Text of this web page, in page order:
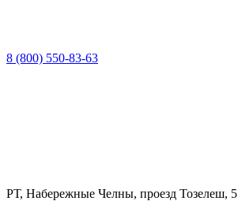
8 (800) 550-83-63
РТ, Набережные Челны, проезд Тозелеш, 5